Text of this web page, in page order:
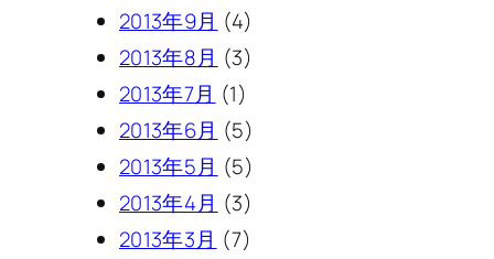
2013年9月 (4)
2013年8月 (3)
2013年7月 (1)
2013年6月 (5)
2013年5月 (5)
2013年4月 (3)
2013年3月 (7)